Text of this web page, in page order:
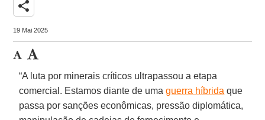
share
19 Mai 2025
“A luta por minerais críticos ultrapassou a etapa
comercial. Estamos diante de umaguerra híbrida que
passa por sanções econômicas, pressão diplomática,